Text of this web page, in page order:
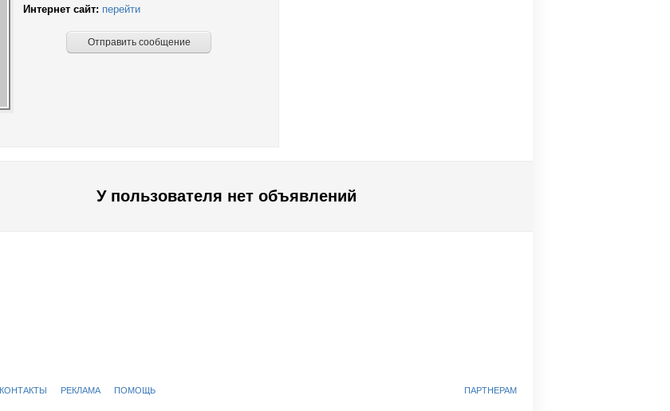
Интернет сайт: перейти
Отправить сообщение
У пользователя нет объявлений
КОНТАКТЫ РЕКЛАМА ПОМОЩЬ ПАРТНЕРАМ